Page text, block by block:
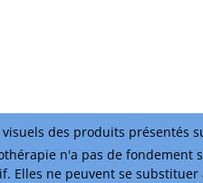
des produits présentés
n'a pas de
Elles ne peuvent se